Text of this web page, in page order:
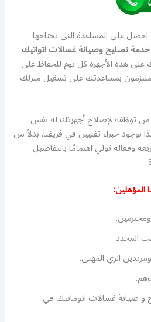
على المساعدة التي تحتاجها
تصليح وصيانة غسالات اتواتيك
هذه الأجهزة كل يوم للحفاظ على
بمساعدتك على تشغيل منزلك
من توظفه لإصلاح أجهزتك له نفس
خبراء تقنيين في فريقنا. بدلاً من
تولي اهتمامًا بالتفاصيل
المؤهلين:
المحدد.
الزي المهني.
و صيانة غسالات اتوماتيك في